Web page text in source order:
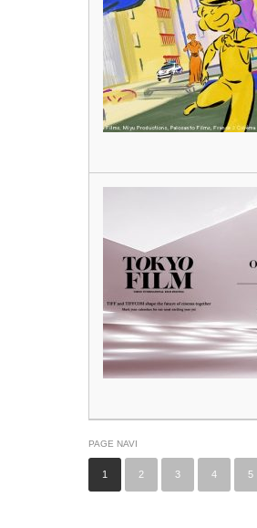
PAGE NAVI
1 2 3 4 5